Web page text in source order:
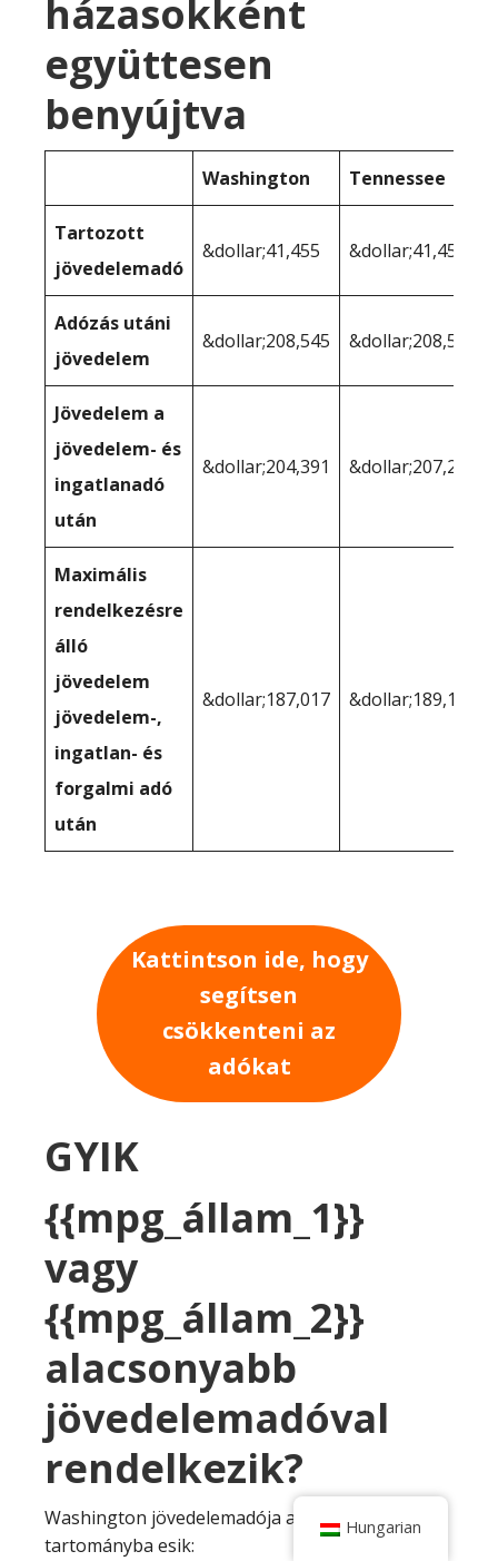
házasokként
együttesen
benyújtva
Washington Tennessee
Tartozott
jövedelemadó
&dollar;41,455 &dollar;41,455
Adózás utáni
jövedelem
&dollar;208,545 &dollar;208,545
Jövedelem a
jövedelem- és
ingatlanadó
után
&dollar;204,391 &dollar;207,240
Maximális
rendelkezésre
álló
jövedelem
jövedelem-,
ingatlan- és
forgalmi adó
után
&dollar;187,017 &dollar;189,174
Kattintson ide, hogy
segítsen
csökkenteni az
adókat
GYIK
{{mpg_állam_1}}
vagy
{{mpg_állam_2}}
alacsonyabb
jövedelemadóval
rendelkezik?
Washington jövedelemadója a következő
tartományba esik:
Hungarian